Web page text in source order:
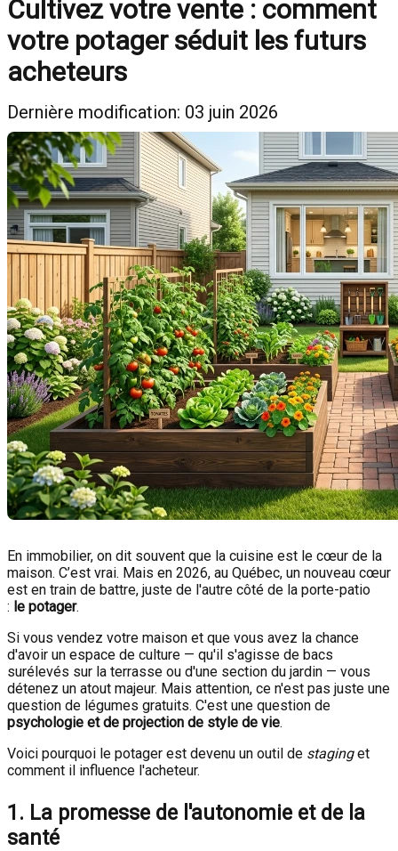
Cultivez votre vente : comment
votre potager séduit les futurs
acheteurs
Dernière modification: 03 juin 2026
En immobilier, on dit souvent que la cuisine est le cœur de la
maison. C’est vrai. Mais en 2026, au Québec, un nouveau cœur
est en train de battre, juste de l'autre côté de la porte-patio
: le potager.
Si vous vendez votre maison et que vous avez la chance
d'avoir un espace de culture — qu'il s'agisse de bacs
surélevés sur la terrasse ou d'une section du jardin — vous
détenez un atout majeur. Mais attention, ce n'est pas juste une
question de légumes gratuits. C'est une question de
psychologie et de projection de style de vie.
Voici pourquoi le potager est devenu un outil de staginget
comment il influence l'acheteur.
1. La promesse de l'autonomie et de la
santé